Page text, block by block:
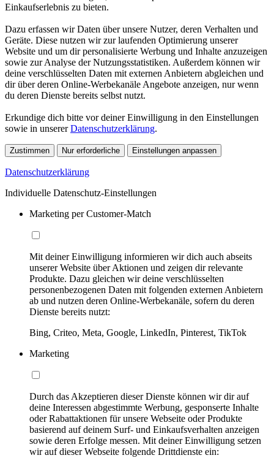
Einkaufserlebnis zu bieten.
Dazu erfassen wir Daten über unsere Nutzer, deren Verhalten und
Geräte. Diese nutzen wir zur laufenden Optimierung unserer
Website und um dir personalisierte Werbung und Inhalte anzuzeigen
sowie zur Analyse der Nutzungsstatistiken. Außerdem können wir
deine verschlüsselten Daten mit externen Anbietern abgleichen und
dir über deren Online-Werbekanäle Angebote anzeigen, nur wenn
du deren Dienste bereits selbst nutzt.
Erkundige dich bitte vor deiner Einwilligung in den Einstellungen
sowie in unsererDatenschutzerklärung.
Zustimmen Nur erforderliche Einstellungen anpassen
Datenschutzerklärung
Individuelle Datenschutz-Einstellungen
Marketing per Customer-Match
Mit deiner Einwilligung informieren wir dich auch abseits
unserer Website über Aktionen und zeigen dir relevante
Produkte. Dazu gleichen wir deine verschlüsselten
personenbezogenen Daten mit folgenden externen Anbietern
ab und nutzen deren Online-Werbekanäle, sofern du deren
Dienste bereits nutzt:
Bing, Criteo, Meta, Google, LinkedIn, Pinterest, TikTok
Marketing
Durch das Akzeptieren dieser Dienste können wir dir auf
deine Interessen abgestimmte Werbung, gesponserte Inhalte
oder Rabattaktionen für unsere Webseite oder Produkte
basierend auf deinem Surf- und Einkaufsverhalten anzeigen
sowie deren Erfolge messen. Mit deiner Einwilligung setzen
wir auf dieser Webseite folgende Drittdienste ein: